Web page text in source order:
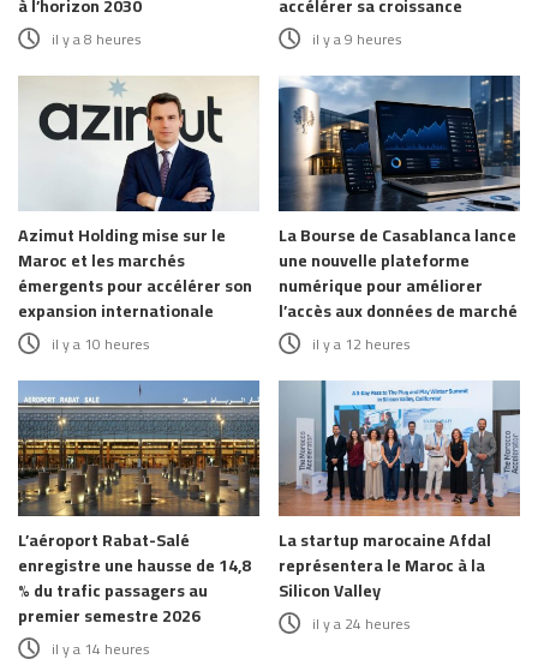
il y a 8 heures il y a 9 heures
Azimut Holding mise sur le
Maroc et les marchés
émergents pour accélérer son
expansion internationale
il y a 10 heures
La Bourse de Casablanca lance
une nouvelle plateforme
numérique pour améliorer
l’accès aux données de marché
il y a 12 heures
L’aéroport Rabat-Salé
enregistre une hausse de 14,8
% du trafic passagers au
premier semestre 2026
il y a 14 heures
La startup marocaine Afdal
représentera le Maroc à la
Silicon Valley
il y a 24 heures